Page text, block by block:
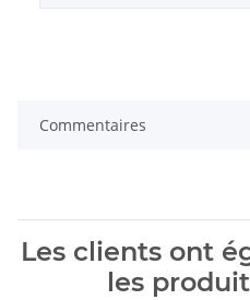
Commentaires
Les clients ont
les